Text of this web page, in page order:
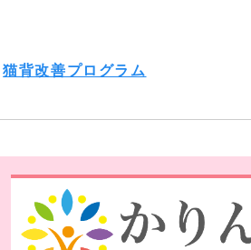
猫背改善プログラム